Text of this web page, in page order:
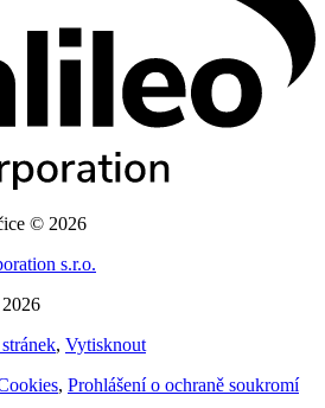
© 2026
s.r.o.
, Vytisknout
, Prohlášení o ochraně soukromí